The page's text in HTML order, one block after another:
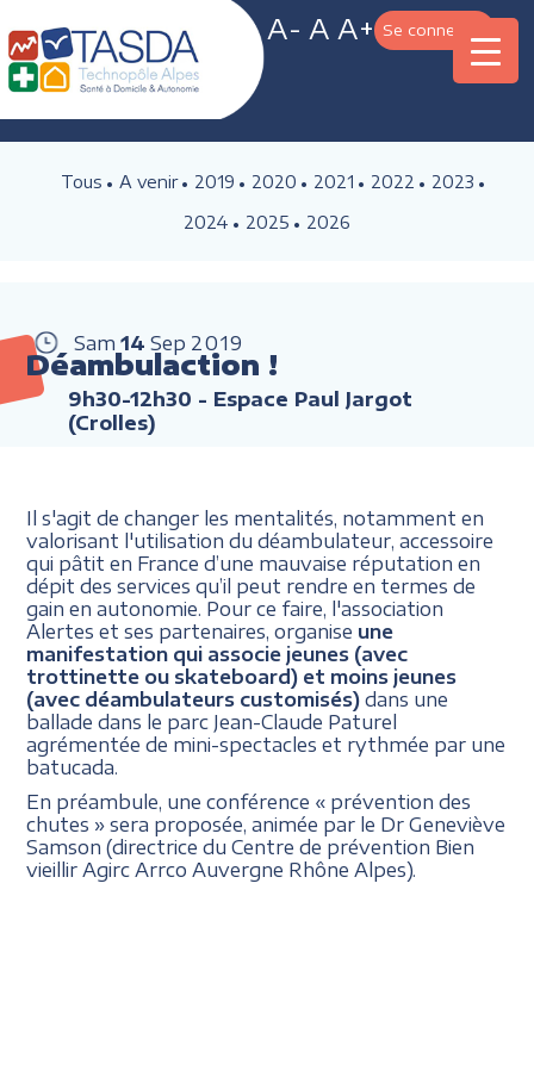
A- A A+ Se connecter
Tous A venir 2019 2020 2021 2022
2023
2024
2025 2026
Sam 14 Sep 2019
Déambulaction !
9h30-12h30 - Espace Paul Jargot
(Crolles)
Il s'agit de changer les mentalités, notamment en
valorisant l'utilisation du déambulateur, accessoire
qui pâtit en France d’une mauvaise réputation en
dépit des services qu’il peut rendre en termes de
gain en autonomie. Pour ce faire, l'association
Alertes et ses partenaires, organise une
manifestation qui associe jeunes (avec
trottinette ou skateboard) et moins jeunes
(avec déambulateurs customisés) dans une
ballade dans le parc Jean-Claude Paturel
agrémentée de mini-spectacles et rythmée par une
batucada.
En préambule, une conférence « prévention des
chutes » sera proposée, animée par le Dr Geneviève
Samson (directrice du Centre de prévention Bien
vieillir Agirc Arrco Auvergne Rhône Alpes).